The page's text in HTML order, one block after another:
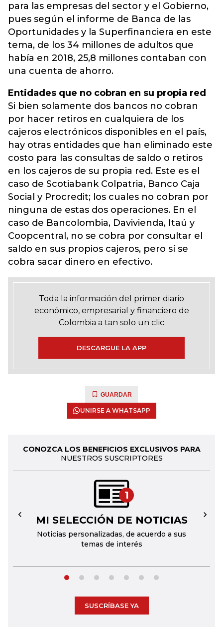
para las empresas del sector y el Gobierno,
pues según el informe de Banca de las
Oportunidades y la Superfinanciera en este
tema, de los 34 millones de adultos que
había en 2018, 25,8 millones contaban con
una cuenta de ahorro.
Entidades que no cobran en su propia red
Si bien solamente dos bancos no cobran
por hacer retiros en cualquiera de los
cajeros electrónicos disponibles en el país,
hay otras entidades que han eliminado este
costo para las consultas de saldo o retiros
en los cajeros de su propia red. Este es el
caso de Scotiabank Colpatria, Banco Caja
Social y Procredit; los cuales no cobran por
ninguna de estas dos operaciones. En el
caso de Bancolombia, Davivienda, Itaú y
Coopcentral, no se cobra por consultar el
saldo en sus propios cajeros, pero sí se
cobra sacar dinero en efectivo.
Toda la información del primer diario
económico, empresarial y financiero de
Colombia a tan solo un clic
DESCARGUE LA APP
GUARDAR
UNIRSE A WHATSAPP
CONOZCA LOS BENEFICIOS EXCLUSIVOS PARA
NUESTROS SUSCRIPTORES
1
MI SELECCIÓN DE NOTICIAS
Noticias personalizadas, de acuerdo a sus
temas de interés
← →
SUSCRÍBASE YA